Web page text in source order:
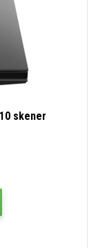
skener